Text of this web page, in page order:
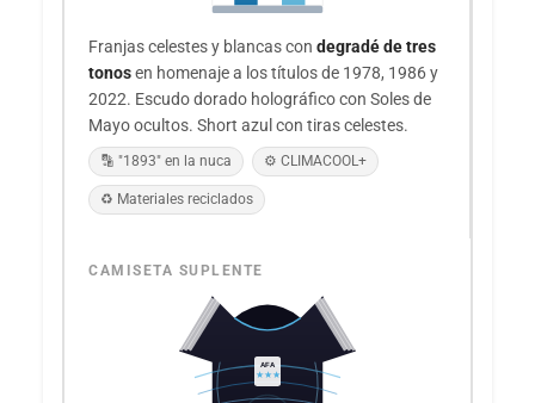
Franjas celestes y blancas con degradé de tres
tonosen homenaje a los títulos de 1978, 1986 y
2022. Escudo dorado holográfico con Soles de
Mayo ocultos. Short azul con tiras celestes.
🔡 "1893" en la nuca ⚙️ CLIMACOOL+
♻️ Materiales reciclados
CAMISETA SUPLENTE
AFA
★★★